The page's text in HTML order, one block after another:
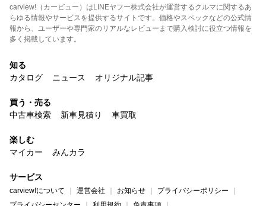
carview!（カービュー）はLINEヤフー株式会社が運営するクルマに関するあ
らゆる情報やサービスを提供するサイトです。価格やスペックなどの公式情
報から、ユーザーや専門家のリアルなレビューまで購入検討に役立つ情報を
多く掲載しています。
知る
カタログ
ニュース オリジナル記事
買う・売る
中古車検索
新車見積り 車買取
楽しむ
マイカー
みんカラ
サービス
carview!について 運営会社 お知らせ
プライバシーポリシー